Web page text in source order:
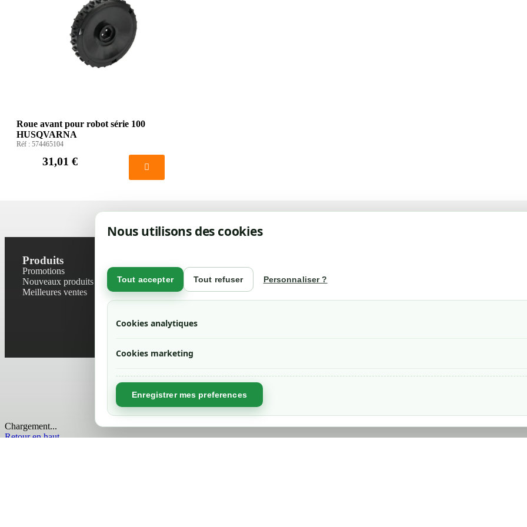
Nous utilisons des cookies
Tout accepter Tout refuser Personnaliser ?
Cookies analytiques
Cookies marketing
Enregistrer mes preferences
Roue avant pour robot série 100
HUSQVARNA
Réf : 574465104
31,01 €
Produits
Promotions
Nouveaux produits
Meilleures ventes
Contactez-nous
Plan du site
Magasin
Mentions légales
Chargement...
Retour en haut